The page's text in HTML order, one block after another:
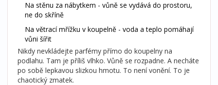
Na stěnu za nábytkem - vůně se vydává do prostoru,
ne do skříně
Na větrací mřížku v koupelně - voda a teplo pomáhají
vůni šířit
Nikdy nevkládejte parfémy přímo do koupelny na
podlahu. Tam je příliš vlhko. Vůně se rozpadne. A necháte
po sobě lepkavou slizkou hmotu. To není vonění. To je
chaotický zmatek.